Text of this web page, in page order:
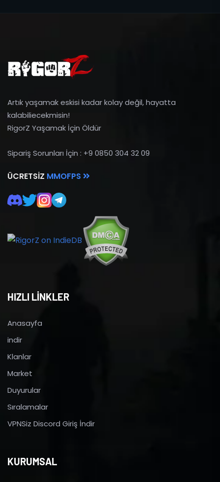
Artık yaşamak eskisi kadar kolay değil, hayatta
kalabiliecekmisin!
RigorZ Yaşamak İçin Öldür
Sipariş Sorunları İçin : +9 0850 304 32 09
ÜCRETSIZ MMOFPS
HIZLI LİNKLER
Anasayfa
indir
Klanlar
Market
Duyurular
Sıralamalar
VPNSiz Discord Giriş İndir
KURUMSAL